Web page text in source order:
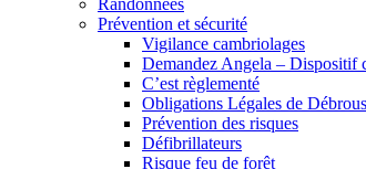
Randonnées
Prévention et sécurité
Vigilance cambriolages
Demandez Angela – Dispositif
C’est règlementé
Obligations Légales de
Prévention des risques
Défibrillateurs
Risque feu de forêt